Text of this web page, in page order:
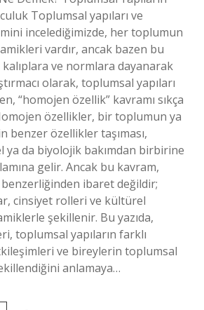
Toplumsal yapıları ve
incelediğimizde, her toplumun
vardır, ancak bazen bu
ve normlara dayanarak
olarak, toplumsal yapıları
“homojen özellik” kavramı sıkça
özellikler, bir toplumun ya
benzer özellikler taşıması,
da biyolojik bakımdan birbirine
gelir. Ancak bu kavram,
ibaret değildir;
cinsiyet rolleri ve kültürel
şekillenir. Bu yazıda,
toplumsal yapıların farklı
ve bireylerin toplumsal
anlamaya…